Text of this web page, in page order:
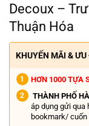
Decoux –
Thuận Hóa
KHUYẾN MÃI &
HƠN 1000 TỰA
THÀNH PHỐ
áp dụng gửi qua
bookmark/ cuốn